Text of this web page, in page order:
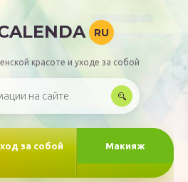
RU
красоте и уходе за собой
за собой Макияж